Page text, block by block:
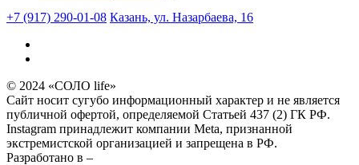
+7 (917) 290-01-08 Казань, ул. Назарбаева, 16
© 2024 «СОЛО life»
Сайт носит сугубо информационный характер и не является
публичной офертой, определяемой Статьей 437 (2) ГК РФ.
Instagram принадлежит компании Meta, признанной
экстремистской организацией и запрещена в РФ.
Разработано в –